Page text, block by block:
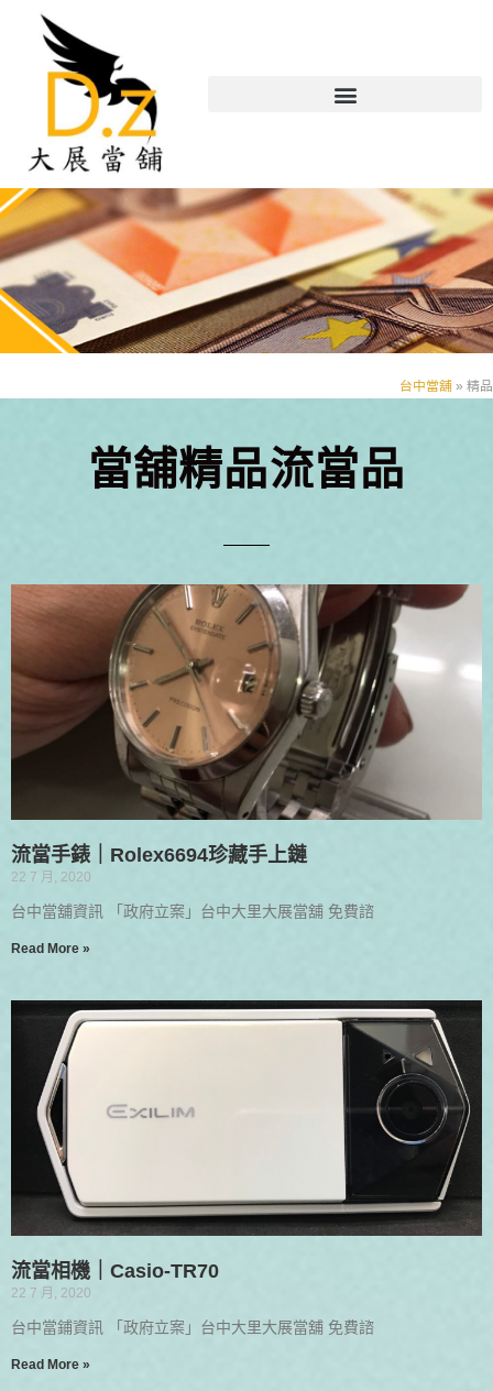
台中當舖 » 精品
當舖精品流當品
流當手錶｜Rolex6694珍藏手上鏈
22 7 月, 2020
台中當舖資訊 「政府立案」台中大里大展當舖 免費諮
Read More »
流當相機｜Casio-TR70
22 7 月, 2020
台中當鋪資訊 「政府立案」台中大里大展當舖 免費諮
Read More »